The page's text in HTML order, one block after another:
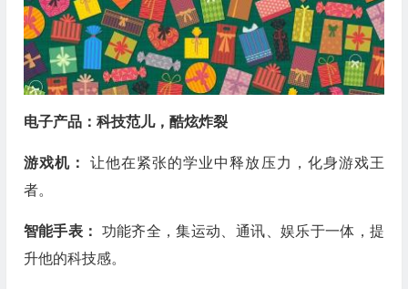
电子产品：科技范儿，酷炫炸裂
游戏机： 让他在紧张的学业中释放压力，化身游戏王
者。
智能手表： 功能齐全，集运动、通讯、娱乐于一体，提
升他的科技感。